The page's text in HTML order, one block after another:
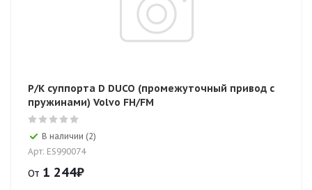
Р/К суппорта D DUCO (промежуточный привод с
пружинами) Volvo FH/FM
В наличии (2)
Арт: ES990074
От 1 244₽